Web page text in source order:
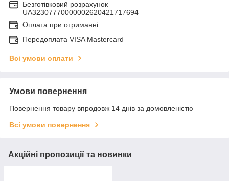
Безготівковий розрахунок
UA32307770000002620421717694
Оплата при отриманні
Передоплата VISA Mastercard
Всі умови оплати
Умови повернення
Повернення товару впродовж 14 днів за домовленістю
Всі умови повернення
Акційні пропозиції та новинки